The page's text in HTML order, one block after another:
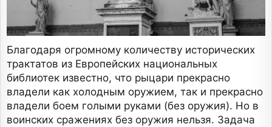
Благодаря огромному количеству исторических
трактатов из Европейских национальных
библиотек известно, что рыцари прекрасно
владели как холодным оружием, так и прекрасно
владели боем голыми руками (без оружия). Но в
воинских сражениях без оружия нельзя. Задача